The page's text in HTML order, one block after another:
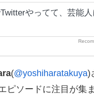
やってて、芸能
(@yoshiharatakuya)
ピソードに注目が集